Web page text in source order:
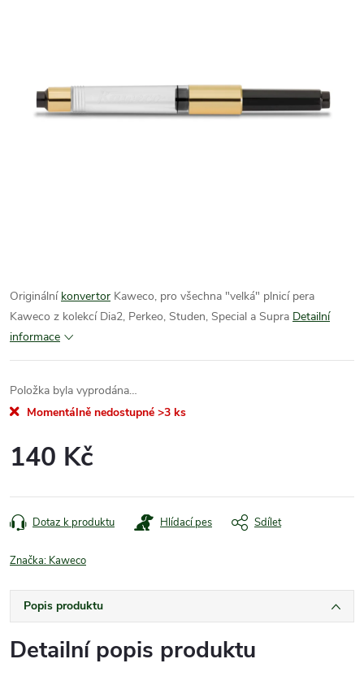
Originální konvertor Kaweco, pro všechna "velká" plnicí pera
Kaweco z kolekcí Dia2, Perkeo, Studen, Special a Supra Detailní
informace
Položka byla vyprodána…
Momentálně nedostupné >3 ks
140 Kč
cena:
Dotaz k produktu Hlídací pes Sdílet
Značka: Kaweco
Popis produktu
Detailní popis produktu